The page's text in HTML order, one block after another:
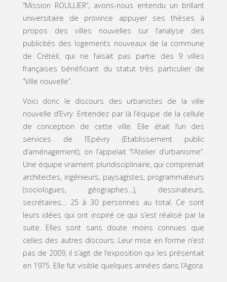
“Mission ROULLIER”, avons-nous entendu un brillant
universitaire de province appuyer ses thèses à
propos des villes nouvelles sur l’analyse des
publicités des logements nouveaux de la commune
de Créteil, qui ne faisait pas partie des 9 villes
françaises bénéficiant du statut très particulier de
“Ville nouvelle”.
Voici donc le discours des urbanistes de la ville
nouvelle d’Evry. Entendez par là l’équipe de la cellule
de conception de cette ville. Elle était l’un des
services de l’Epévry (Etablissement public
d’aménagement), on l’appelait “l’Atelier d’urbanisme”.
Une équipe vraiment pluridisciplinaire, qui comprenait
architectes, ingénieurs, paysagistes, programmateurs
(sociologues, géographes…), dessinateurs,
secrétaires… 25 à 30 personnes au total. Ce sont
leurs idées qui ont inspiré ce qui s’est réalisé par la
suite. Elles sont sans doute moins connues que
celles des autres discours. Leur mise en forme n’est
pas de 2009, il s’agit de l’exposition qui les présentait
en 1975. Elle fut visible quelques années dans l’Agora.